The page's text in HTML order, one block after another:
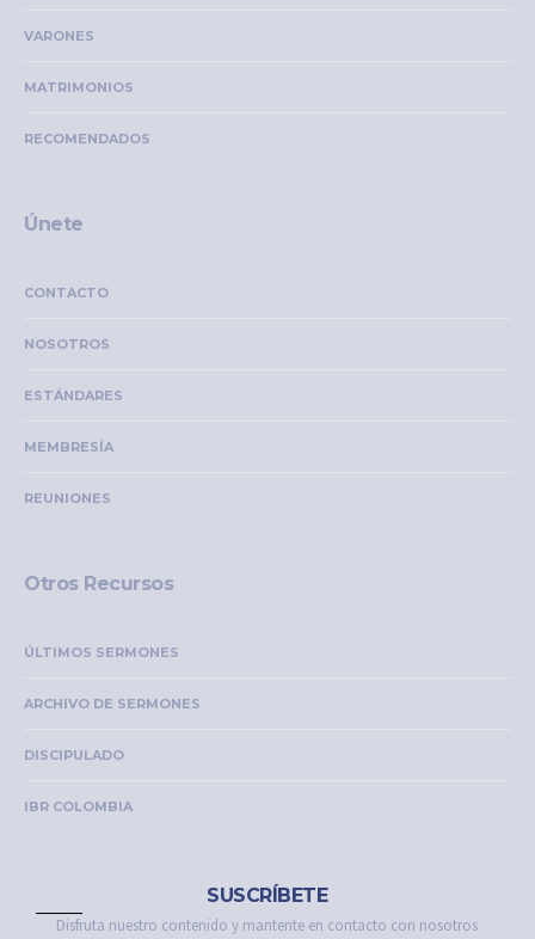
VARONES
MATRIMONIOS
RECOMENDADOS
Únete
CONTACTO
NOSOTROS
ESTÁNDARES
MEMBRESÍA
REUNIONES
Otros Recursos
ÚLTIMOS SERMONES
ARCHIVO DE SERMONES
DISCIPULADO
IBR COLOMBIA
SUSCRÍBETE
Disfruta nuestro contenido y mantente en contacto con nosotros